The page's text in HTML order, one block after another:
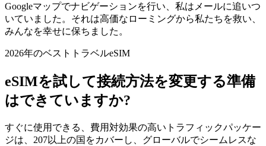
Googleマップでナビゲーションを行い、私はメールに追いつ
いていました。それは高価なローミングから私たちを救い、
みんなを幸せに保ちました。
2026年のベストトラベルeSIM
eSIMを試して接続方法を変更する準備
はできていますか?
すぐに使用できる、費用対効果の高いトラフィックパッケー
ジは、207以上の国をカバーし、グローバルでシームレスな